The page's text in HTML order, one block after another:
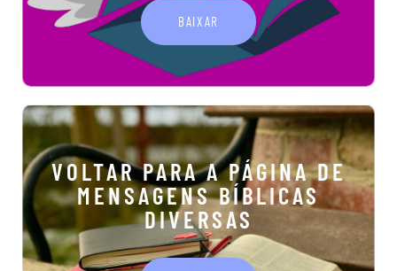
BAIXAR
VOLTAR PARA A PÁGINA DE
MENSAGENS BÍBLICAS
DIVERSAS